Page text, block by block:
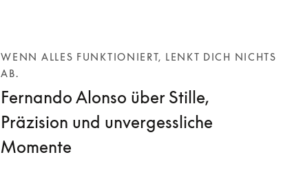
WENN ALLES FUNKTIONIERT, LENKT DICH NICHTS
AB.
Fernando Alonso über Stille,
Präzision und unvergessliche
Momente